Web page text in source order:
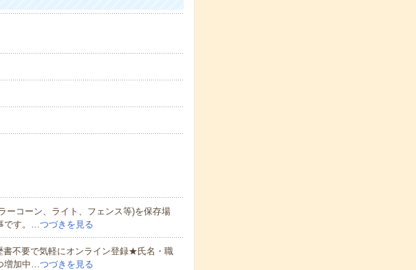
ーコーン、ライト、フェンス等)を保存場
です。…つづきを見る
不要で気軽にオンライン登録★氏名・職
増加中…つづきを見る